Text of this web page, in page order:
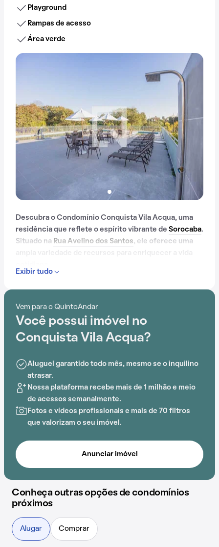
Playground
Rampas de acesso
Área verde
Descubra o Condomínio Conquista Vila Acqua, uma
residência que reflete o espírito vibrante de Sorocaba.
Situado na Rua Avelino dos Santos, ele oferece uma
Com portaria 24 horas, piscina, quadra esportiva, salão
Acqua é ideal para quem busca conforto e
entretenimento.
Exibir tudo
Vem para o QuintoAndar
Você possui imóvel no
Conquista Vila Acqua?
Aluguel garantido todo mês, mesmo se o inquilino
atrasar.
Nossa plataforma recebe mais de 1 milhão e meio
de acessos semanalmente.
Fotos e vídeos profissionais e mais de 70 filtros
que valorizam o seu imóvel.
Anunciar imóvel
Conheça outras opções de condomínios
próximos
Alugar Comprar